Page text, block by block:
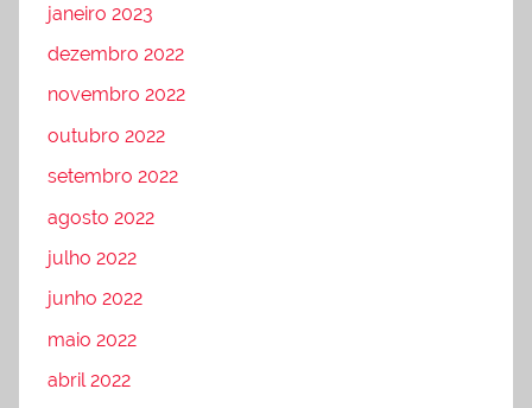
janeiro 2023
dezembro 2022
novembro 2022
outubro 2022
setembro 2022
agosto 2022
julho 2022
junho 2022
maio 2022
abril 2022